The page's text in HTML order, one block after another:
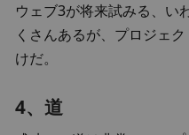
ウェブ3が将来試みる、い
くさんあるが、プロジェ
けだ。
4、道